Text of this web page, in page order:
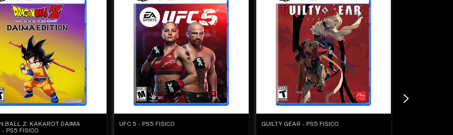
BALL Z: KAKAROT DAIMA
- PS5 FISICO
UFC 5 - PS5 FISICO GUILTY GEAR - PS5 FISICO